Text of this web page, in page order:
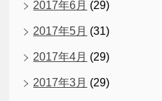
2017年6月 (29)
2017年5月 (31)
2017年4月 (29)
2017年3月 (29)